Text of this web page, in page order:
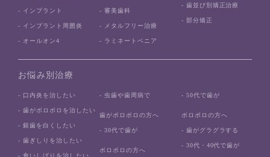
- インプラント
- インプラント周囲炎
- オールオン4
- 審美歯科
- メタルフリー治療
- ラミネートベニア
- 歯並び別矯正治療
- 部分矯正
お悩み別治療
- 口内炎を治したい
- 歯がボロボロを治したい
- 銀歯を白くしたい
- 歯ぎしりを治したい
- 食いしばりを治したい
- 虫歯や歯周病で
歯がボロボロの方へ
- 30代で歯が
ボロボロの方へ
- 50代で歯が
ボロボロの方へ
- 歯がグラグラする
- 30代・40代で歯が